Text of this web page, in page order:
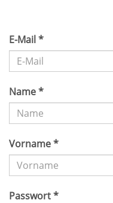
E-Mail *
Name *
Vorname *
Passwort *